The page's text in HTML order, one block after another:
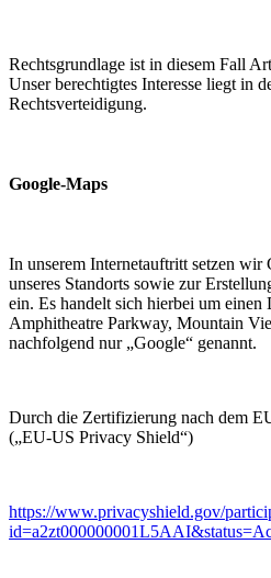
Rechtsgrundlage ist in diesem Fall
Unser berechtigtes Interesse liegt in
Rechtsverteidigung.
Google-Maps
In unserem Internetauftritt setzen
unseres Standorts sowie zur
ein. Es handelt sich hierbei um
Amphitheatre Parkway, Mountain
nachfolgend nur „Google“ genannt.
Durch die Zertifizierung nach dem
(„EU-US Privacy Shield“)
https://www.privacyshield.gov/